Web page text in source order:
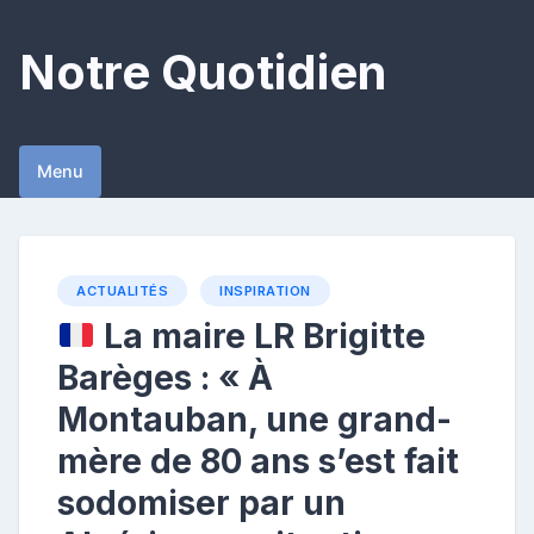
content
Notre Quotidien
Menu
ACTUALITÉS INSPIRATION
La maire LR Brigitte
Barèges : « À
Montauban, une grand-
mère de 80 ans s’est fait
sodomiser par un